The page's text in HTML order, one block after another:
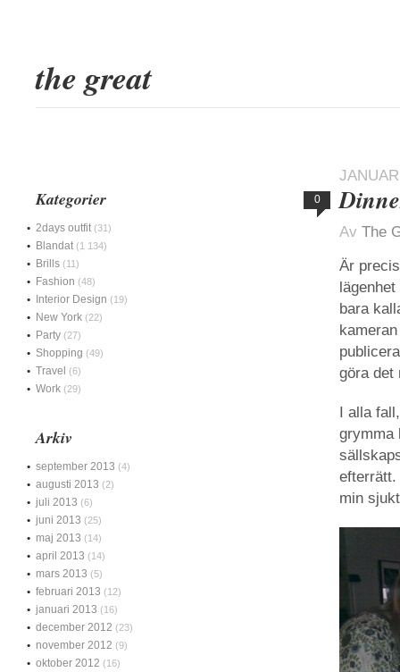
the great
0
Av The
Är
bara
göra det
I alla
grymma
efterrätt.
min
Kategorier
2days outfit (31)
Blandat (1 134)
Brills (11)
Fashion (48)
Interior Design (19)
New York (22)
Party (27)
Shopping (49)
Travel (6)
Work (29)
Arkiv
september 2013 (4)
augusti 2013 (2)
juli 2013 (6)
juni 2013 (25)
maj 2013 (14)
april 2013 (14)
mars 2013 (5)
februari 2013 (12)
januari 2013 (16)
december 2012 (23)
november 2012 (9)
oktober 2012 (16)